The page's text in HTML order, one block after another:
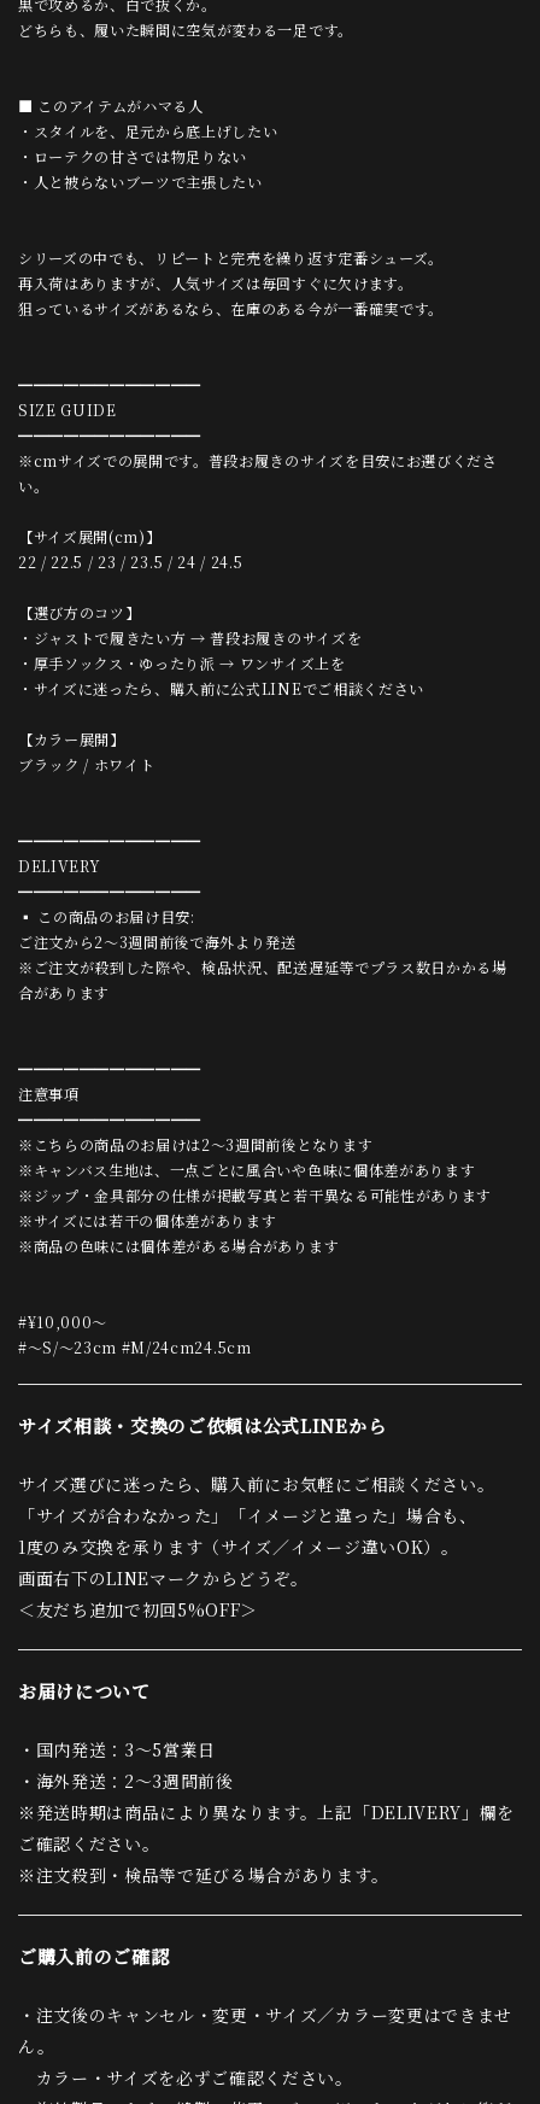
黒で攻めるか、白で抜くか。
どちらも、履いた瞬間に空気が変わる一足です。
■ このアイテムがハマる人
・スタイルを、足元から底上げしたい
・ローテクの甘さでは物足りない
・人と被らないブーツで主張したい
シリーズの中でも、リピートと完売を繰り返す定番シューズ。
再入荷はありますが、人気サイズは毎回すぐに欠けます。
狙っているサイズがあるなら、在庫のある今が一番確実です。
━━━━━━━━━━━━
SIZE GUIDE
━━━━━━━━━━━━
※cmサイズでの展開です。普段お履きのサイズを目安にお選びくださ
い。
【サイズ展開(cm)】
22 / 22.5 / 23 / 23.5 / 24 / 24.5
【選び方のコツ】
・ジャストで履きたい方 → 普段お履きのサイズを
・厚手ソックス・ゆったり派 → ワンサイズ上を
・サイズに迷ったら、購入前に公式LINEでご相談ください
【カラー展開】
ブラック / ホワイト
━━━━━━━━━━━━
DELIVERY
━━━━━━━━━━━━
▪ この商品のお届け目安:
ご注文から2〜3週間前後で海外より発送
※ご注文が殺到した際や、検品状況、配送遅延等でプラス数日かかる場
合があります
━━━━━━━━━━━━
注意事項
━━━━━━━━━━━━
※こちらの商品のお届けは2〜3週間前後となります
※キャンバス生地は、一点ごとに風合いや色味に個体差があります
※ジップ・金具部分の仕様が掲載写真と若干異なる可能性があります
※サイズには若干の個体差があります
※商品の色味には個体差がある場合があります
#¥10,000〜
#〜S/〜23cm #M/24cm24.5cm
サイズ相談・交換のご依頼は公式LINEから
サイズ選びに迷ったら、購入前にお気軽にご相談ください。
「サイズが合わなかった」「イメージと違った」場合も、
1度のみ交換を承ります（サイズ／イメージ違いOK）。
画面右下のLINEマークからどうぞ。
＜友だち追加で初回5%OFF＞
お届けについて
・国内発送：3〜5営業日
・海外発送：2〜3週間前後
※発送時期は商品により異なります。上記「DELIVERY」欄を
ご確認ください。
※注文殺到・検品等で延びる場合があります。
ご購入前のご確認
・注文後のキャンセル・変更・サイズ／カラー変更はできませ
ん。
カラー・サイズを必ずご確認ください。